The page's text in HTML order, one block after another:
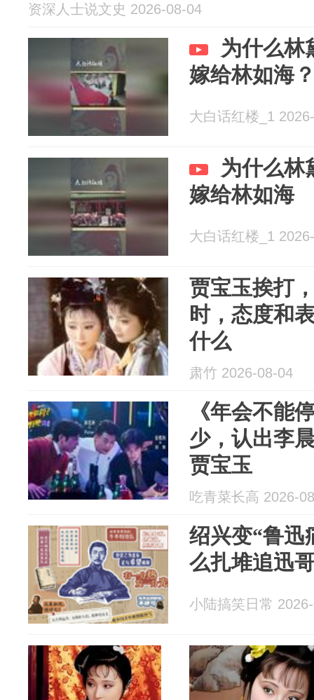
资深人士说文史 2026-08-04
为什么林
嫁给林如海
大白话红楼_1
为什么林
嫁给林如海
大白话红楼_1
贾宝玉挨打
时，态度和
什么
肃竹 2026-08-04
《年会不能
少，认出李
贾宝玉
吃青菜长高 2026-
绍兴变“鲁迅
么扎堆追迅
小陆搞笑日常